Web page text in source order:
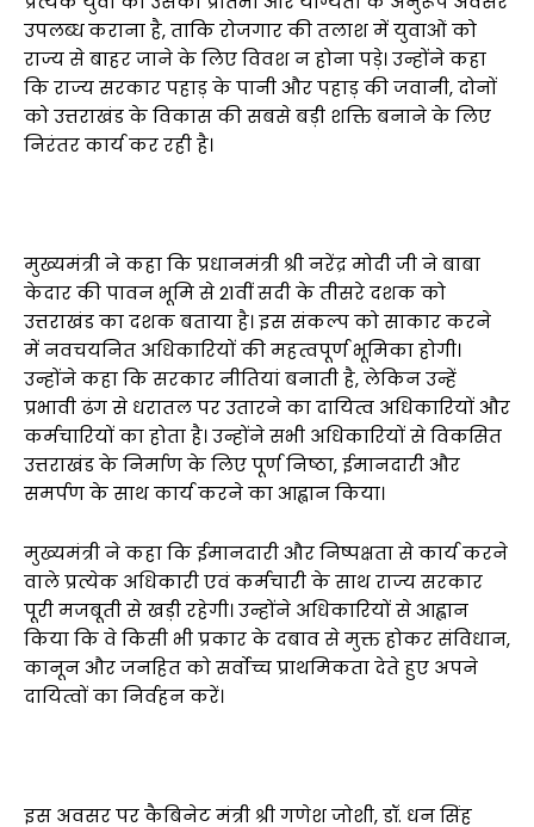
उपलब्ध कराना है, ताकि रोजगार की तलाश में युवाओं को
राज्य से बाहर जाने के लिए विवश न होना पड़े। उन्होंने कहा
कि राज्य सरकार पहाड़ के पानी और पहाड़ की जवानी, दोनों
को उत्तराखंड के विकास की सबसे बड़ी शक्ति बनाने के लिए
निरंतर कार्य कर रही है।
मुख्यमंत्री ने कहा कि प्रधानमंत्री श्री नरेंद्र मोदी जी ने बाबा
केदार की पावन भूमि से 21वीं सदी के तीसरे दशक को
उत्तराखंड का दशक बताया है। इस संकल्प को साकार करने
में नवचयनित अधिकारियों की महत्वपूर्ण भूमिका होगी।
उन्होंने कहा कि सरकार नीतियां बनाती है, लेकिन उन्हें
प्रभावी ढंग से धरातल पर उतारने का दायित्व अधिकारियों और
कर्मचारियों का होता है। उन्होंने सभी अधिकारियों से विकसित
उत्तराखंड के निर्माण के लिए पूर्ण निष्ठा, ईमानदारी और
समर्पण के साथ कार्य करने का आह्वान किया।
मुख्यमंत्री ने कहा कि ईमानदारी और निष्पक्षता से कार्य करने
वाले प्रत्येक अधिकारी एवं कर्मचारी के साथ राज्य सरकार
पूरी मजबूती से खड़ी रहेगी। उन्होंने अधिकारियों से आह्वान
किया कि वे किसी भी प्रकार के दबाव से मुक्त होकर संविधान,
कानून और जनहित को सर्वोच्च प्राथमिकता देते हुए अपने
दायित्वों का निर्वहन करें।
इस अवसर पर कैबिनेट मंत्री श्री गणेश जोशी, डॉ. धन सिंह